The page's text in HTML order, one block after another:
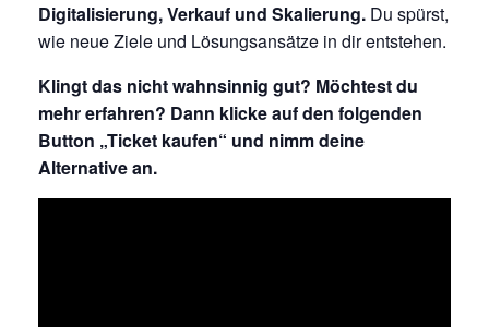
Digitalisierung, Verkauf und Skalierung. Du spürst,
wie neue Ziele und Lösungsansätze in dir entstehen.
Klingt das nicht wahnsinnig gut? Möchtest du
mehr erfahren? Dann klicke auf den folgenden
Button „Ticket kaufen“ und nimm deine
Alternative an.